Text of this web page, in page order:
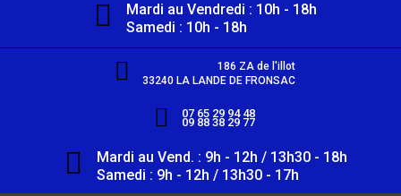
Mardi au Vendredi : 10h - 18h
Samedi : 10h - 18h
186 ZA de l'illot
33240 LA LANDE DE FRONSAC
07 65 29 94 48
09 88 38 29 77
Mardi au Vend. : 9h - 12h / 13h30 - 18h
Samedi : 9h - 12h / 13h30 - 17h